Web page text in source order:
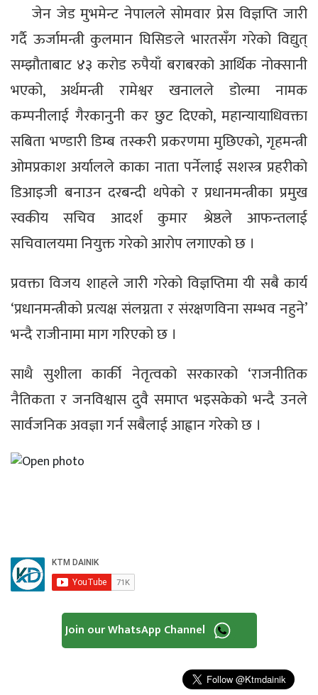
जेन जेड मुभमेन्ट नेपालले सोमवार प्रेस विज्ञप्ति जारी
गर्दै ऊर्जामन्त्री कुलमान घिसिङले भारतसँग गरेको विद्युत्
सम्झौताबाट ४३ करोड रुपैयाँ बराबरको आर्थिक नोक्सानी
भएको, अर्थमन्त्री रामेश्वर खनालले डोल्मा नामक
कम्पनीलाई गैरकानुनी कर छुट दिएको, महान्यायाधिवक्ता
सबिता भण्डारी डिम्ब तस्करी प्रकरणमा मुछिएको, गृहमन्त्री
ओमप्रकाश अर्यालले काका नाता पर्नेलाई सशस्त्र प्रहरीको
डिआइजी बनाउन दरबन्दी थपेको र प्रधानमन्त्रीका प्रमुख
स्वकीय सचिव आदर्श कुमार श्रेष्ठले आफन्तलाई
सचिवालयमा नियुक्त गरेको आरोप लगाएको छ ।
प्रवक्ता विजय शाहले जारी गरेको विज्ञप्तिमा यी सबै कार्य
‘प्रधानमन्त्रीको प्रत्यक्ष संलग्नता र संरक्षणविना सम्भव नहुने’
भन्दै राजीनामा माग गरिएको छ ।
साथै सुशीला कार्की नेतृत्वको सरकारको ‘राजनीतिक
नैतिकता र जनविश्वास दुवै समाप्त भइसकेको भन्दै उनले
सार्वजनिक अवज्ञा गर्न सबैलाई आह्वान गरेको छ ।
Join our WhatsApp Channel